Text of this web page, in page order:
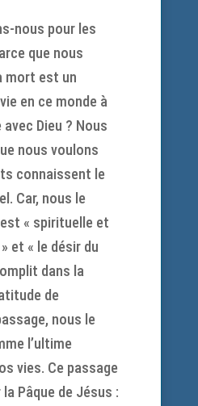
nous pour les
que nous
mort est un
en ce monde à
Dieu ? Nous
nous voulons
connaissent le
Car, nous le
« spirituelle et
» et « le désir du
dans la
de
nous le
l’ultime
vies. Ce passage
Pâque de Jésus :